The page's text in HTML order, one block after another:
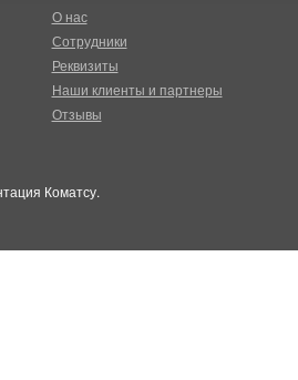
О нас
Сотрудники
Реквизиты
Наши клиенты и партнеры
Отзывы
Коматсу.